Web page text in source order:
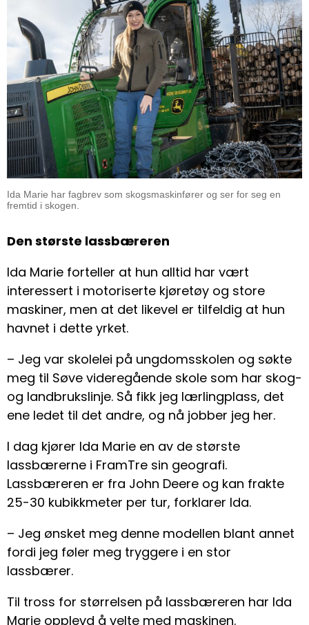
Ida Marie har fagbrev som skogsmaskinfører og ser for seg en
fremtid i skogen.
Den største lassbæreren
Ida Marie forteller at hun alltid har vært
interessert i motoriserte kjøretøy og store
maskiner, men at det likevel er tilfeldig at hun
havnet i dette yrket.
– Jeg var skolelei på ungdomsskolen og søkte
meg til Søve videregående skole som har skog-
og landbrukslinje. Så fikk jeg lærlingplass, det
ene ledet til det andre, og nå jobber jeg her.
I dag kjører Ida Marie en av de største
lassbærerne i FramTre sin geografi.
Lassbæreren er fra John Deere og kan frakte
25-30 kubikkmeter per tur, forklarer Ida.
– Jeg ønsket meg denne modellen blant annet
fordi jeg føler meg tryggere i en stor
lassbærer.
Til tross for størrelsen på lassbæreren har Ida
Marie opplevd å velte med maskinen.